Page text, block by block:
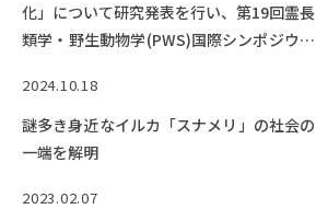
化」について研究発表を行い、第19回霊長
類学・野生動物学(PWS)国際シンポジウム
2024.10.18
謎多き身近なイルカ「スナメリ」の社会の
一端を解明
2023.02.07